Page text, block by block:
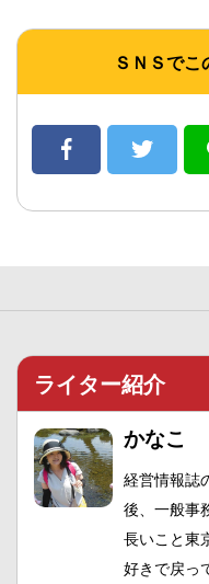
ＳＮＳでこ
ライター紹介
かなこ
経営情報誌
後、一般事
長いこと東
好きで戻っ